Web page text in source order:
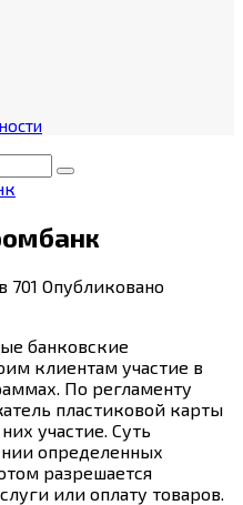
701 Опубликовано
банковские
клиентам участие в
По регламенту
пластиковой карты
участие. Суть
определенных
разрешается
или оплату товаров.